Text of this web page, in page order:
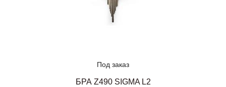
Под заказ
БРА Z490 SIGMA L2